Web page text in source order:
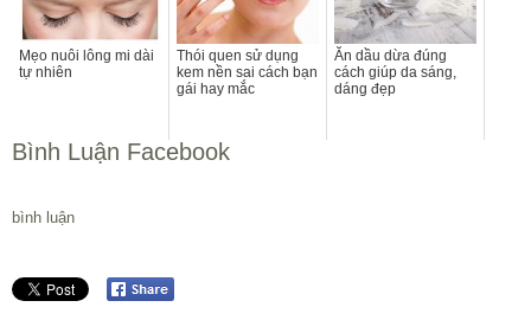
Mẹo nuôi lông mi dài
tự nhiên
Thói quen sử dụng
kem nền sai cách bạn
gái hay mắc
Ăn dầu dừa đúng
cách giúp da sáng,
dáng đẹp
Bình Luận Facebook
bình luận